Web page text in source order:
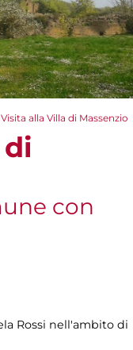
Visita alla Villa di Massenzio
con
Rossi nell'ambito di